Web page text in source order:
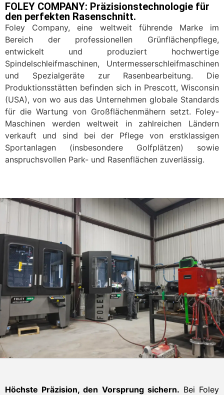
FOLEY COMPANY: Präzisionstechnologie für
den perfekten Rasenschnitt.
Foley Company, eine weltweit führende Marke im
Bereich der professionellen Grünflächenpflege,
entwickelt und produziert hochwertige
Spindelschleifmaschinen, Untermesserschleifmaschinen
und Spezialgeräte zur Rasenbearbeitung. Die
Produktionsstätten befinden sich in Prescott, Wisconsin
(USA), von wo aus das Unternehmen globale Standards
für die Wartung von Großflächenmähern setzt. Foley-
Maschinen werden weltweit in zahlreichen Ländern
verkauft und sind bei der Pflege von erstklassigen
Sportanlagen (insbesondere Golfplätzen) sowie
anspruchsvollen Park- und Rasenflächen zuverlässig.
Höchste Präzision, den Vorsprung sichern. Bei Foley